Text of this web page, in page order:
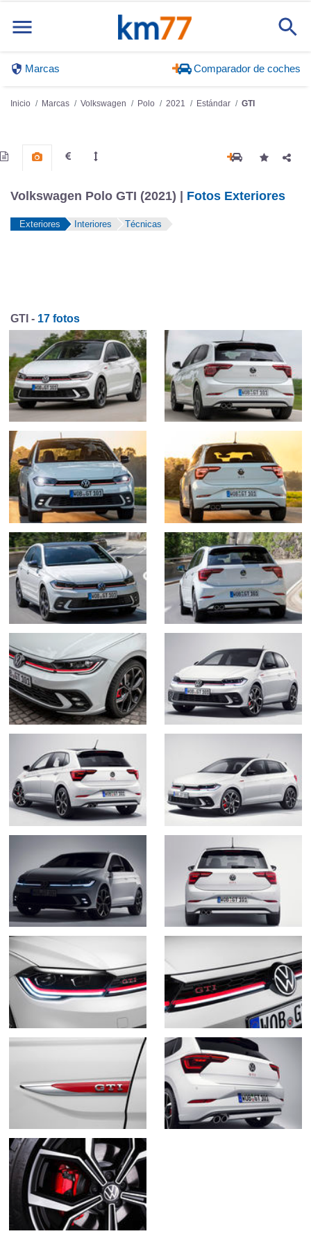
Marcas Comparador de coches
Inicio Marcas Volkswagen Polo 2021 Estándar GTI
Volkswagen Polo GTI (2021) | Fotos Exteriores
Exteriores Interiores Técnicas
GTI - 17 fotos